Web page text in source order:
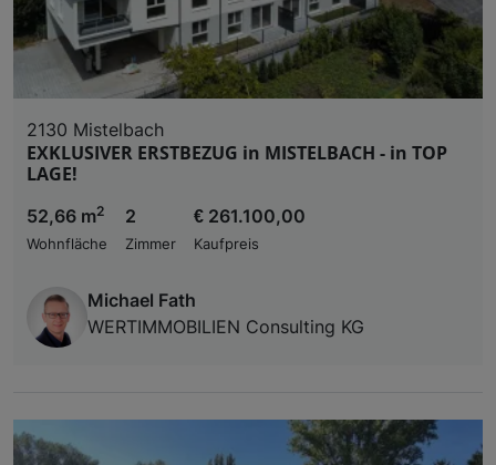
2130 Mistelbach
EXKLUSIVER ERSTBEZUG in MISTELBACH - in TOP
LAGE!
52,66 m2
Wohnfläche
2
Zimmer
€ 261.100,00
Kaufpreis
Michael Fath
WERTIMMOBILIEN Consulting KG